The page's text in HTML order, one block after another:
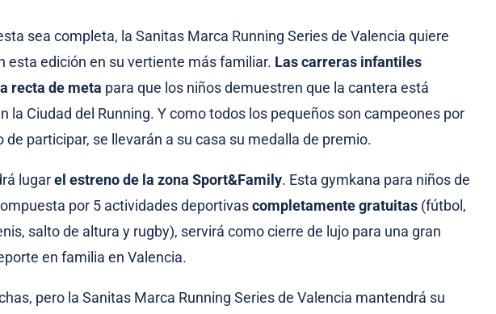
sea completa, la Sanitas Marca Running Series de Valencia quiere
esta edición en su vertiente más familiar. Las carreras infantiles
recta de meta para que los niños demuestren que la cantera está
la Ciudad del Running. Y como todos los pequeños son campeones por
de participar, se llevarán a su casa su medalla de premio.
lugarel estreno de la zona Sport&Family. Esta gymkana para niños de
por 5 actividades deportivascompletamente gratuitas (fútbol,
salto de altura y rugby), servirá como cierre de lujo para una gran
en familia en Valencia.
pero la Sanitas Marca Running Series de Valencia mantendrá su